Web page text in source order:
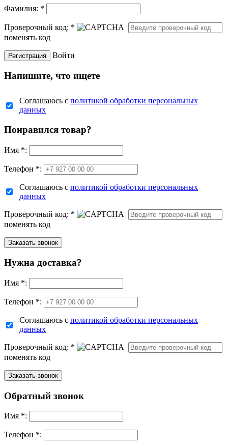
Фамилия: *
Проверочный код: *
поменять код
Войти
Напишите, что ищете
Соглашаюсь с политикой обработки персональных
данных
Понравился товар?
Имя *:
Телефон *:
Соглашаюсь с политикой обработки персональных
данных
Проверочный код: *
поменять код
Нужна доставка?
Имя *:
Телефон *:
Соглашаюсь с политикой обработки персональных
данных
Проверочный код: *
поменять код
Обратный звонок
Имя *:
Телефон *: